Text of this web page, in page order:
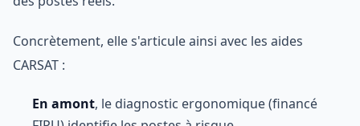
Concrètement, elle s'articule ainsi avec les aides
CARSAT :
En amont, le diagnostic ergonomique (financé